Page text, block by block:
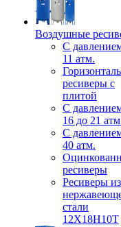
Воздушные
С
11 атм.
ресиверы с
плитой
С
16 до 21
С
40 атм.
ресиверы
Ресиверы из
стали
12Х18Н10Т